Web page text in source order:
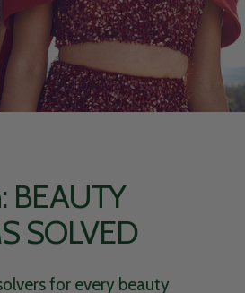
BEAUTY
SOLVED
for every beauty